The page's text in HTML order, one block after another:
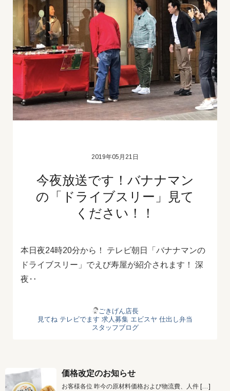
2019年05月21日
今夜放送です！バナナマン
の「ドライブスリー」見て
ください！！
本日夜24時20分から！ テレビ朝日「バナナマンの
ドライブスリー」でえび寿屋が紹介されます！ 深
夜‥
ごきげん店長
見てね テレビでます 求人募集 エビスヤ 仕出し弁当
スタッフブログ
価格改定のお知らせ
お客様各位 昨今の原材料価格および物流費、人件 […]